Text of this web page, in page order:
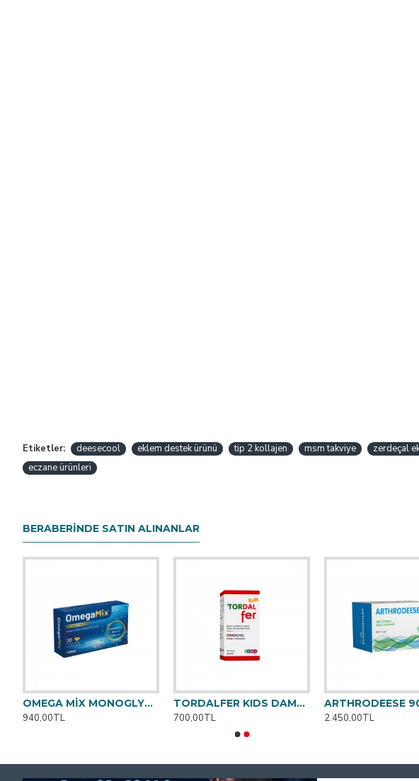
Etiketler: deesecool eklem destek ürünü tip 2 kollajen msm takviye zerdeçal
eczane ürünleri
BERABERINDE SATIN ALINANLAR
OMEGA MİX MONOGLYCERİDE FORM YUMUŞAK 30 KAPSÜL
940,00TL
TORDALFER KIDS DAMLA
700,00TL
2.450,00TL